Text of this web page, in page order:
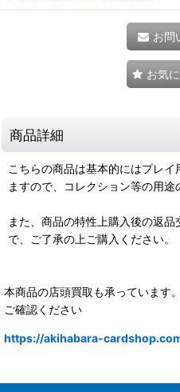
お問
お気
商品詳細
こちらの商品は基本的にはプレ
ますので、コレクション等の用途
また、商品の特性上購入後の返
で、ご了承の上ご購入ください。
本商品の店頭買取も承っています
ご確認ください
https://akihabara-